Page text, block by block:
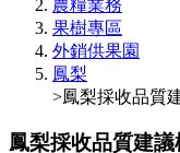
農糧業務
果樹專區
外銷供果園
鳳梨
>鳳梨採收品質
鳳梨採收品質建議